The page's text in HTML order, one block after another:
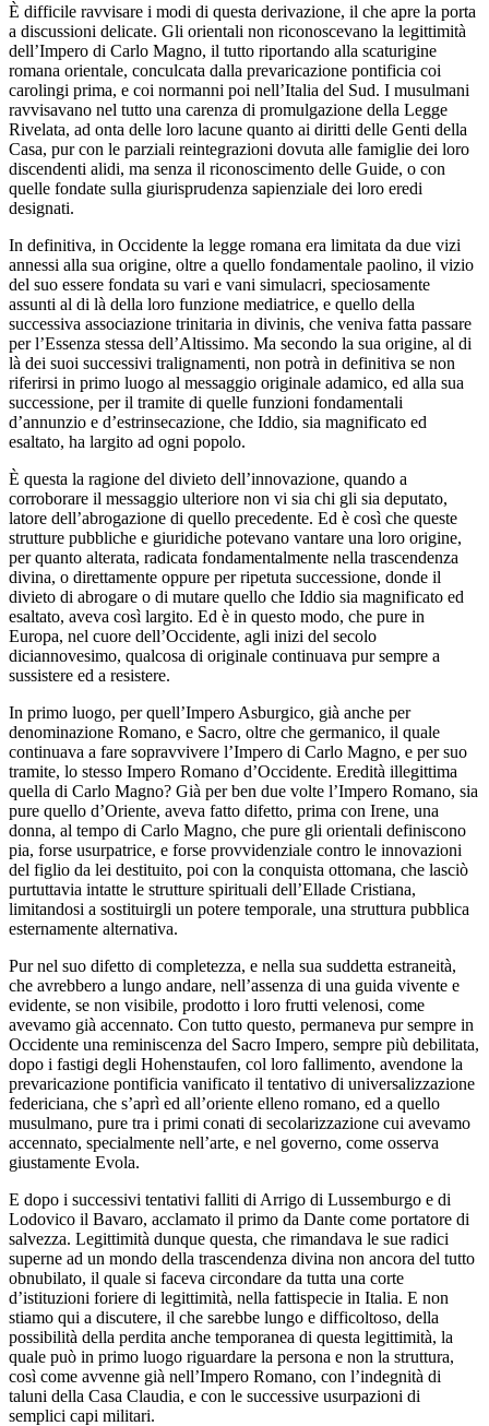
È difficile ravvisare i modi di questa derivazione, il che apre la porta
a discussioni delicate. Gli orientali non riconoscevano la legittimità
dell’Impero di Carlo Magno, il tutto riportando alla scaturigine
romana orientale, conculcata dalla prevaricazione pontificia coi
carolingi prima, e coi normanni poi nell’Italia del Sud. I musulmani
ravvisavano nel tutto una carenza di promulgazione della Legge
Rivelata, ad onta delle loro lacune quanto ai diritti delle Genti della
Casa, pur con le parziali reintegrazioni dovuta alle famiglie dei loro
discendenti alidi, ma senza il riconoscimento delle Guide, o con
quelle fondate sulla giurisprudenza sapienziale dei loro eredi
designati.
In definitiva, in Occidente la legge romana era limitata da due vizi
annessi alla sua origine, oltre a quello fondamentale paolino, il vizio
del suo essere fondata su vari e vani simulacri, speciosamente
assunti al di là della loro funzione mediatrice, e quello della
successiva associazione trinitaria in divinis, che veniva fatta passare
per l’Essenza stessa dell’Altissimo. Ma secondo la sua origine, al di
là dei suoi successivi tralignamenti, non potrà in definitiva se non
riferirsi in primo luogo al messaggio originale adamico, ed alla sua
successione, per il tramite di quelle funzioni fondamentali
d’annunzio e d’estrinsecazione, che Iddio, sia magnificato ed
esaltato, ha largito ad ogni popolo.
È questa la ragione del divieto dell’innovazione, quando a
corroborare il messaggio ulteriore non vi sia chi gli sia deputato,
latore dell’abrogazione di quello precedente. Ed è così che queste
strutture pubbliche e giuridiche potevano vantare una loro origine,
per quanto alterata, radicata fondamentalmente nella trascendenza
divina, o direttamente oppure per ripetuta successione, donde il
divieto di abrogare o di mutare quello che Iddio sia magnificato ed
esaltato, aveva così largito. Ed è in questo modo, che pure in
Europa, nel cuore dell’Occidente, agli inizi del secolo
diciannovesimo, qualcosa di originale continuava pur sempre a
sussistere ed a resistere.
In primo luogo, per quell’Impero Asburgico, già anche per
denominazione Romano, e Sacro, oltre che germanico, il quale
continuava a fare sopravvivere l’Impero di Carlo Magno, e per suo
tramite, lo stesso Impero Romano d’Occidente. Eredità illegittima
quella di Carlo Magno? Già per ben due volte l’Impero Romano, sia
pure quello d’Oriente, aveva fatto difetto, prima con Irene, una
donna, al tempo di Carlo Magno, che pure gli orientali definiscono
pia, forse usurpatrice, e forse provvidenziale contro le innovazioni
del figlio da lei destituito, poi con la conquista ottomana, che lasciò
purtuttavia intatte le strutture spirituali dell’Ellade Cristiana,
limitandosi a sostituirgli un potere temporale, una struttura pubblica
esternamente alternativa.
Pur nel suo difetto di completezza, e nella sua suddetta estraneità,
che avrebbero a lungo andare, nell’assenza di una guida vivente e
evidente, se non visibile, prodotto i loro frutti velenosi, come
avevamo già accennato. Con tutto questo, permaneva pur sempre in
Occidente una reminiscenza del Sacro Impero, sempre più debilitata,
dopo i fastigi degli Hohenstaufen, col loro fallimento, avendone la
prevaricazione pontificia vanificato il tentativo di universalizzazione
federiciana, che s’aprì ed all’oriente elleno romano, ed a quello
musulmano, pure tra i primi conati di secolarizzazione cui avevamo
accennato, specialmente nell’arte, e nel governo, come osserva
giustamente Evola.
E dopo i successivi tentativi falliti di Arrigo di Lussemburgo e di
Lodovico il Bavaro, acclamato il primo da Dante come portatore di
salvezza. Legittimità dunque questa, che rimandava le sue radici
superne ad un mondo della trascendenza divina non ancora del tutto
obnubilato, il quale si faceva circondare da tutta una corte
d’istituzioni foriere di legittimità, nella fattispecie in Italia. E non
stiamo qui a discutere, il che sarebbe lungo e difficoltoso, della
possibilità della perdita anche temporanea di questa legittimità, la
quale può in primo luogo riguardare la persona e non la struttura,
così come avvenne già nell’Impero Romano, con l’indegnità di
taluni della Casa Claudia, e con le successive usurpazioni di
semplici capi militari.